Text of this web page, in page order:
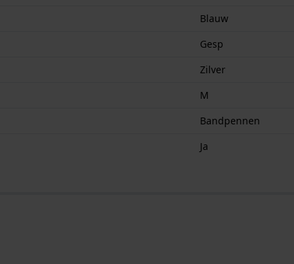
Blauw
Gesp
Zilver
M
Bandpennen
Ja